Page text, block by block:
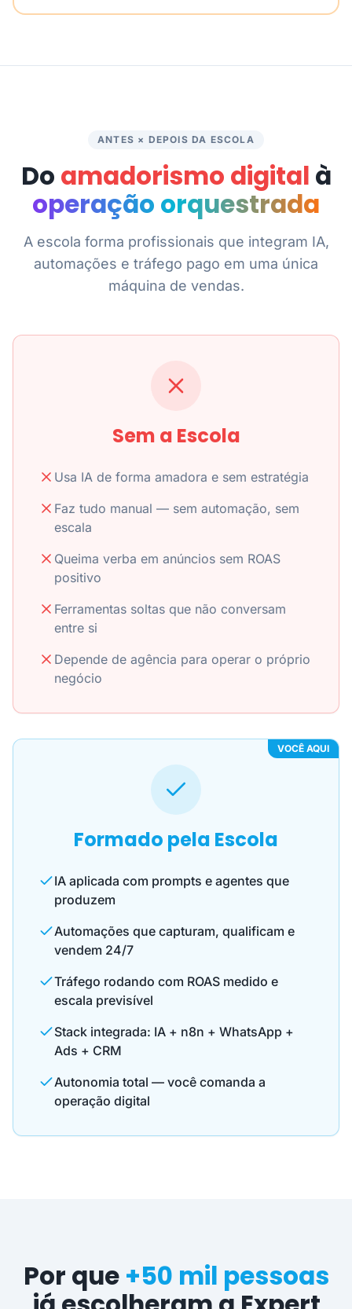
ANTES × DEPOIS DA ESCOLA
Do amadorismo digital à
operação orquestrada
A escola forma profissionais que integram IA,
automações e tráfego pago em uma única
máquina de vendas.
Sem a Escola
Usa IA de forma amadora e sem estratégia
Faz tudo manual — sem automação, sem
escala
Queima verba em anúncios sem ROAS
positivo
Ferramentas soltas que não conversam
entre si
Depende de agência para operar o próprio
negócio
VOCÊ AQUI
Formado pela Escola
IA aplicada com prompts e agentes que
produzem
Automações que capturam, qualificam e
vendem 24/7
Tráfego rodando com ROAS medido e
escala previsível
Stack integrada: IA + n8n + WhatsApp +
Ads + CRM
Autonomia total — você comanda a
operação digital
Por que +50 mil pessoas